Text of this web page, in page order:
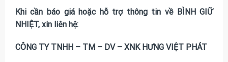
Khi cần báo giá hoặc hỗ trợ thông tin về BÌNH GIỮ
NHIỆT, xin liên hệ:
CÔNG TY TNHH – TM – DV – XNK HƯNG VIỆT PHÁT